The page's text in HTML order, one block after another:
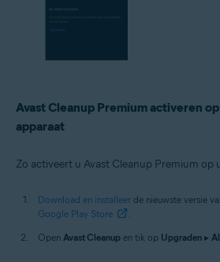
Avast Cleanup Premium activeren
apparaat
Zo activeert u Avast Cleanup Premium op
Download en installeer de nieuwste versie
Google Play Store
.
Open Avast Cleanup en tik op Upgraden ▸